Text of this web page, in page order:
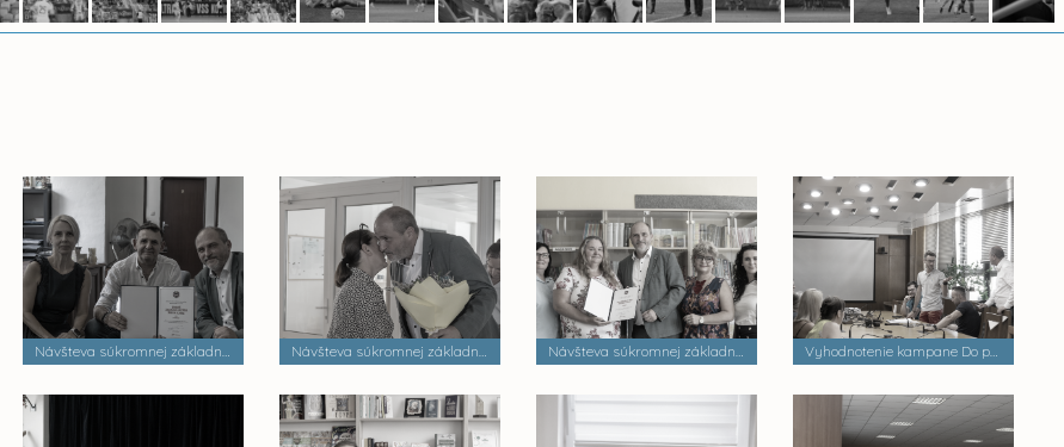
Návšteva súkromnej základnej umeleckej školy Zádielska Návšteva súkromnej základnej školy Dobrá škola n.o. Návšteva súkromnej základnej školy Palackého Vyhodnotenie kampane Do práce na bicykli